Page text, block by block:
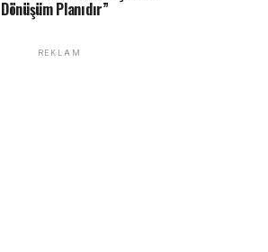
Dönüşüm Planıdır”
REKLAM